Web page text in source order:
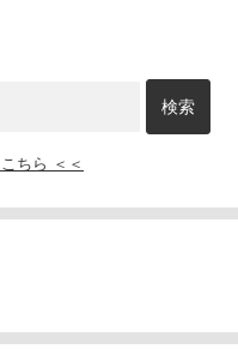
ちら ＜＜